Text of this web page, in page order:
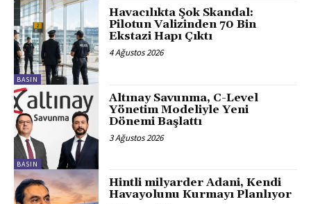
BASIN
Havacılıkta Şok Skandal:
Pilotun Valizinden 70 Bin
Ekstazi Hapı Çıktı
4 Ağustos 2026
BASIN
Altınay Savunma, C-Level
Yönetim Modeliyle Yeni
Dönemi Başlattı
3 Ağustos 2026
Hintli milyarder Adani, Kendi
Havayolunu Kurmayı Planlıyor